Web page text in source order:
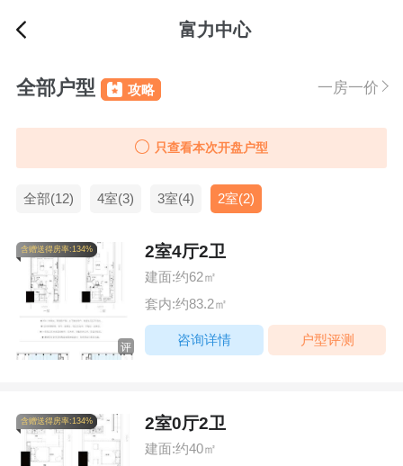
富力中心
全部户型 攻略 一房一价
只查看本次开盘户型
全部(12) 4室(3) 3室(4) 2室(2)
含赠送得房率:134%
评
2室4厅2卫
建面:约62㎡
套内:约83.2㎡
咨询详情 户型评测
含赠送得房率:134% 2室0厅2卫
建面:约40㎡